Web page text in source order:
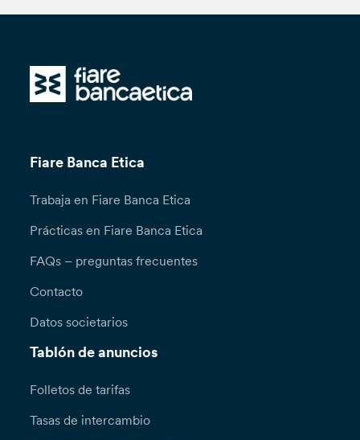
Fiare Banca Etica
Trabaja en Fiare Banca Etica
Prácticas en Fiare Banca Etica
FAQs – preguntas frecuentes
Contacto
Datos societarios
Tablón de anuncios
Folletos de tarifas
Tasas de intercambio